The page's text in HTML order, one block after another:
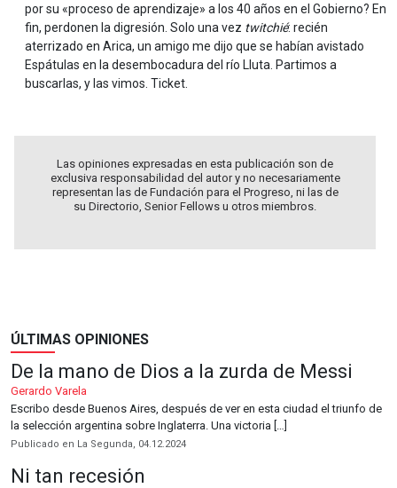
por su «proceso de aprendizaje» a los 40 años en el Gobierno? En
fin, perdonen la digresión. Solo una vez twitchié: recién
aterrizado en Arica, un amigo me dijo que se habían avistado
Espátulas en la desembocadura del río Lluta. Partimos a
buscarlas, y las vimos. Ticket.
Las opiniones expresadas en esta publicación son de
exclusiva responsabilidad del autor y no necesariamente
representan las de Fundación para el Progreso, ni las de
su Directorio, Senior Fellows u otros miembros.
ÚLTIMAS OPINIONES
De la mano de Dios a la zurda de Messi
Gerardo Varela
Escribo desde Buenos Aires, después de ver en esta ciudad el triunfo de
la selección argentina sobre Inglaterra. Una victoria […]
Publicado en La Segunda, 04.12.2024
Ni tan recesión